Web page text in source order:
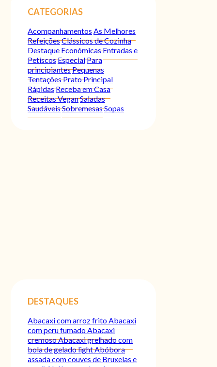
CATEGORIAS
Acompanhamentos As Melhores
RefeiçõesClássicos de Cozinha
Destaque EconómicasEntradas e
PetiscosEspecialPara
principiantesPequenas
TentaçõesPrato Principal
RápidasReceba em Casa
Receitas VeganSaladas
SaudáveisSobremesasSopas
DESTAQUES
Abacaxi com arroz fritoAbacaxi
com peru fumadoAbacaxi
cremosoAbacaxi grelhado com
bola de gelado lightAbóbora
assada com couves de Bruxelas e